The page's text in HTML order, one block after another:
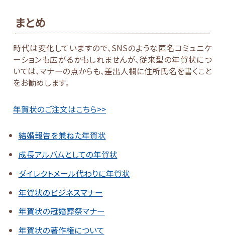
まとめ
時代は変化していますので、SNSのような匿名コミュニケ
ーションも広がるかもしれませんが、従来型の年賀状につ
いては、マナーの点からも、差出人欄に住所氏名を書くこと
をお勧めします。
年賀状のご注文はこちら>>
結婚報告を兼ねた年賀状
成長アルバムとしての年賀状
ダイレクトメール代わりに年賀状
年賀状のビジネスマナー
年賀状の冠婚葬祭マナー
年賀状の著作権について